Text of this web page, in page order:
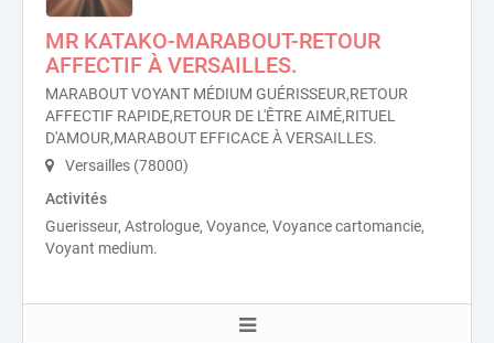
MR KATAKO-MARABOUT-RETOUR
AFFECTIF À VERSAILLES.
MARABOUT VOYANT MÉDIUM GUÉRISSEUR,RETOUR
AFFECTIF RAPIDE,RETOUR DE L'ÊTRE AIMÉ,RITUEL
D'AMOUR,MARABOUT EFFICACE À VERSAILLES.
Versailles (78000)
Activités
Guerisseur, Astrologue, Voyance, Voyance cartomancie,
Voyant medium.